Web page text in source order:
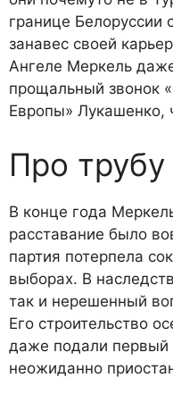
границе
занавес своей
Ангеле Меркель
прощальный звонок
Европы» Лукашенко,
Про трубу
В конце года
расставание было
партия потерпела
выборах. В
так и нерешенный
Его строительство
даже подали первый
неожиданно